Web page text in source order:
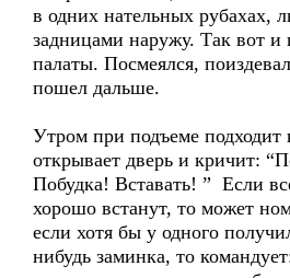
в одних нательных рубахах,
задницами наружу. Так вот и
палаты. Посмеялся,
пошел дальше.
Утром при подъеме подходит
открывает дверь и кричит:
Побудка! Вставать! ” Если
хорошо встанут, то может
если хотя бы у одного
нибудь заминка, то